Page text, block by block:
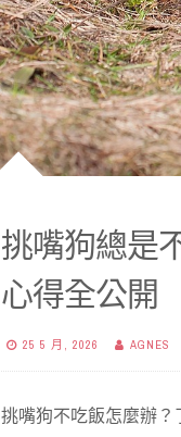
挑嘴狗總是
心得全公開
25 5 月, 2026 AGNES
挑嘴狗不吃飯怎麼辦